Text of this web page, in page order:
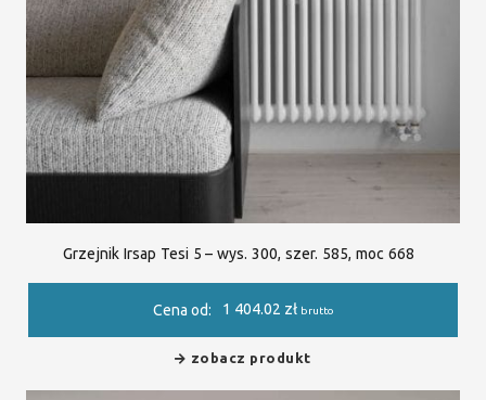
Grzejnik Irsap Tesi 5 – wys. 300, szer. 585, moc 668
Cena od: 1 404.02 zł brutto
zobacz produkt